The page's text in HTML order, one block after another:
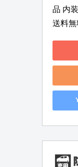
品 内
送料無